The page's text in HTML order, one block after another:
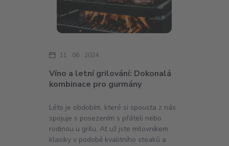
Víno a letní grilování: Dokonalá
kombinace pro gurmány
11 06 2024
Léto je obdobím, které si spousta z nás
spojuje s posezením s přáteli nebo
rodinou u grilu. Ať už jste milovníkem
klasiky v podobě kvalitního steaků a